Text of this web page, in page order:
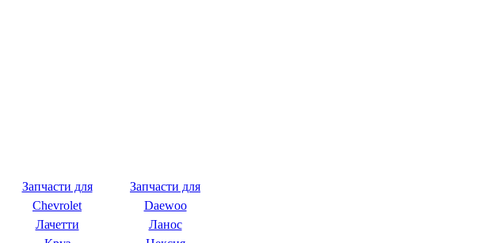
Запчасти для
Chevrolet
Лачетти
Запчасти для
Daewoo
Ланос